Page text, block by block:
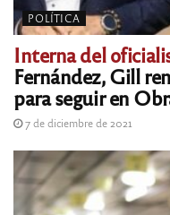
POLÍTICA
Interna del
Fernández, Gill
para seguir en
7 de diciembre de 2021